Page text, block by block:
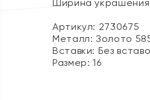
Ширина
Артикул: 2730675
Металл:Золото
Вставки: Без
Размер:16